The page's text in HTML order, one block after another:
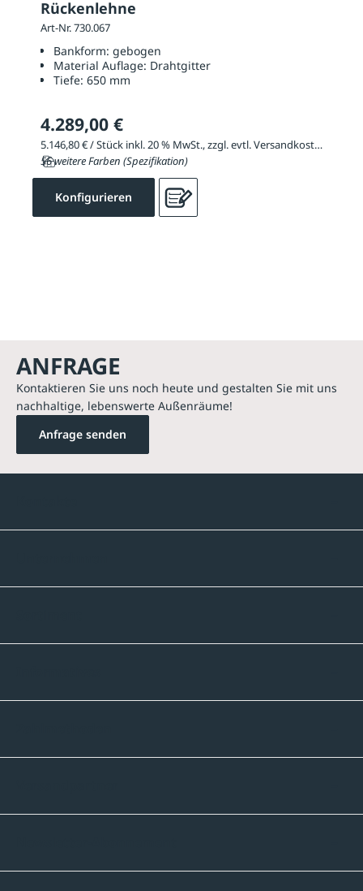
Rückenlehne
Art-Nr. 730.067
Bankform: gebogen
Material Auflage: Drahtgitter
Tiefe: 650 mm
4.289,00 €
5.146,80 € / Stück inkl. 20 % MwSt., zzgl. evtl. Versandkosten
56 weitere Farben (Spezifikation)
Konfigurieren
ANFRAGE
Kontaktieren Sie uns noch heute und gestalten Sie mit uns
nachhaltige, lebenswerte Außenräume!
Anfrage senden